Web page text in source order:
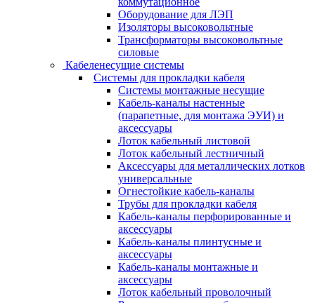
Оборудование для ЛЭП
Изоляторы высоковольтные
Трансформаторы высоковольтные
силовые
Кабеленесущие системы
Системы для прокладки кабеля
Системы монтажные несущие
Кабель-каналы настенные
(парапетные, для монтажа ЭУИ) и
аксессуары
Лоток кабельный листовой
Лоток кабельный лестничный
Аксессуары для металлических лотков
универсальные
Огнестойкие кабель-каналы
Трубы для прокладки кабеля
Кабель-каналы перфорированные и
аксессуары
Кабель-каналы плинтусные и
аксессуары
Кабель-каналы монтажные и
аксессуары
Лоток кабельный проволочный